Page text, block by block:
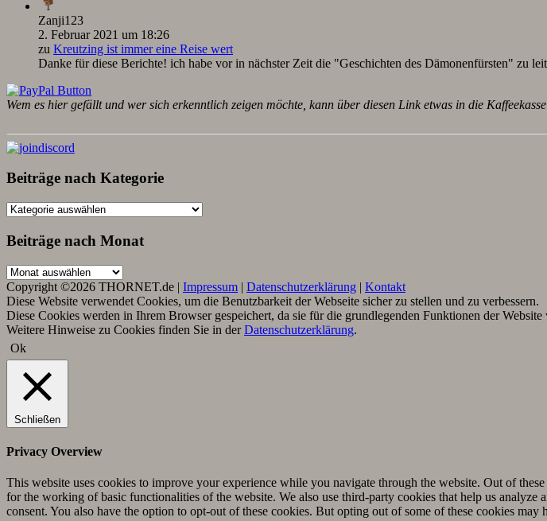
Zanji123
2. Februar 2021 um 18:26
zu Kreutzing ist immer eine Reise wert
Danke für diese Berichte! ich habe vor in nächster Zeit die "Geschichten des Dämonenfürsten" zu
Wem es hier gefällt und wer sich erkenntlich zeigen möchte, kann über diesen Link etwas in die
Beiträge nach Kategorie
Beiträge
Kategorie
Beiträge nach Monat
Beiträge
nach
Monat
Copyright ©2026 THORNET.de | Impressum | Datenschutzerklärung | Kontakt
Diese Website verwendet Cookies, um die Benutzbarkeit der Webseite sicher zu stellen und zu verbessern.
Diese Cookies werden in Ihrem Browser gespeichert, da sie für die grundlegenden Funktionen der Website
Weitere Hinweise zu Cookies finden Sie in derDatenschutzerklärung.
Ok
Schließen
Privacy Overview
This website uses cookies to improve your experience while you navigate through the website. Out of
for the working of basic functionalities of the website. We also use third-party cookies that help us
consent. You also have the option to opt-out of these cookies. But opting out of some of these cookies